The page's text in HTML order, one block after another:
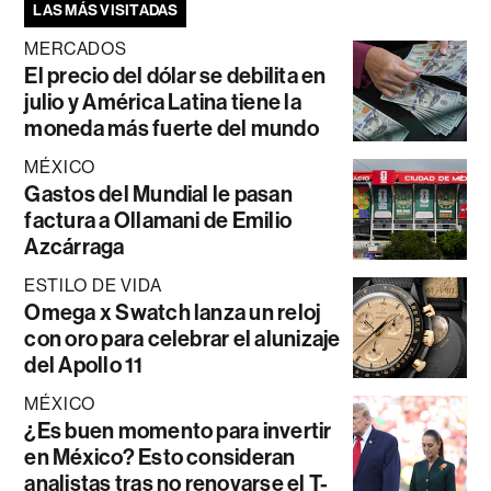
LAS MÁS VISITADAS
MERCADOS
El precio del dólar se debilita en
julio y América Latina tiene la
moneda más fuerte del mundo
MÉXICO
Gastos del Mundial le pasan
factura a Ollamani de Emilio
Azcárraga
ESTILO DE VIDA
Omega x Swatch lanza un reloj
con oro para celebrar el alunizaje
del Apollo 11
MÉXICO
¿Es buen momento para invertir
en México? Esto consideran
analistas tras no renovarse el T-